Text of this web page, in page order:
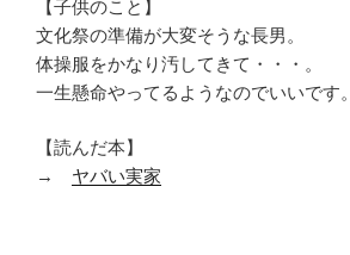
【子供のこと】
文化祭の準備が大変そうな長男。
体操服をかなり汚してきて・・・。
一生懸命やってるようなのでいいです。
【読んだ本】
→ ヤバい実家